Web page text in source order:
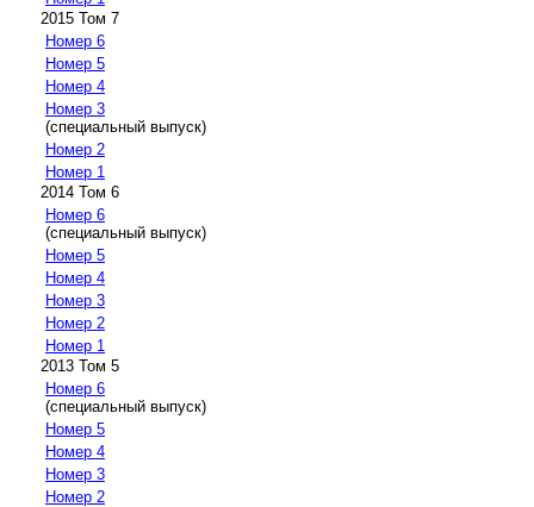
2015 Том 7
Номер 6
Номер 5
Номер 4
Номер 3
(специальный выпуск)
Номер 2
Номер 1
2014 Том 6
Номер 6
(специальный выпуск)
Номер 5
Номер 4
Номер 3
Номер 2
Номер 1
2013 Том 5
Номер 6
(специальный выпуск)
Номер 5
Номер 4
Номер 3
Номер 2